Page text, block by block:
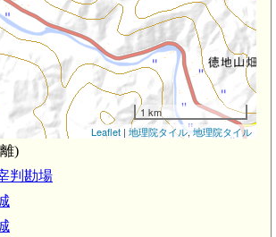
1 km
Leaflet | 地理院タイル,地理院タイル
)
判勘場